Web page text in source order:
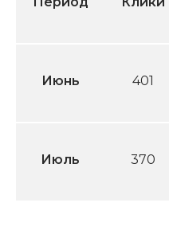
Июнь 401
Июль 370